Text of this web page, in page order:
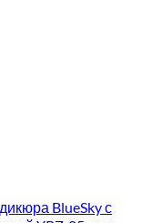
BlueSky с